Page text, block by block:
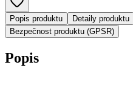
Popis produktu Detaily produktu
Bezpečnost produktu (GPSR)
Popis